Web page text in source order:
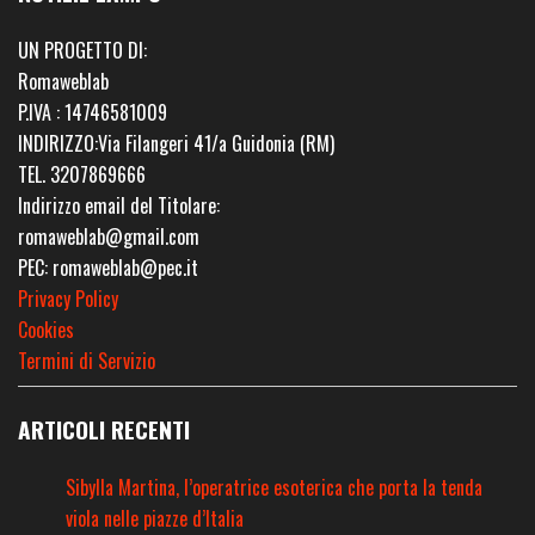
UN PROGETTO DI:
Romaweblab
P.IVA : 14746581009
INDIRIZZO:Via Filangeri 41/a Guidonia (RM)
TEL. 3207869666
Indirizzo email del Titolare:
romaweblab@gmail.com
PEC: romaweblab@pec.it
Privacy Policy
Cookies
Termini di Servizio
ARTICOLI RECENTI
Sibylla Martina, l’operatrice esoterica che porta la tenda
viola nelle piazze d’Italia